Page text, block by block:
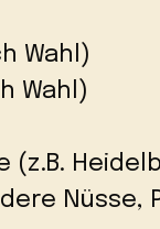
Wahl)
Wahl)
(z.B.
Nüsse,